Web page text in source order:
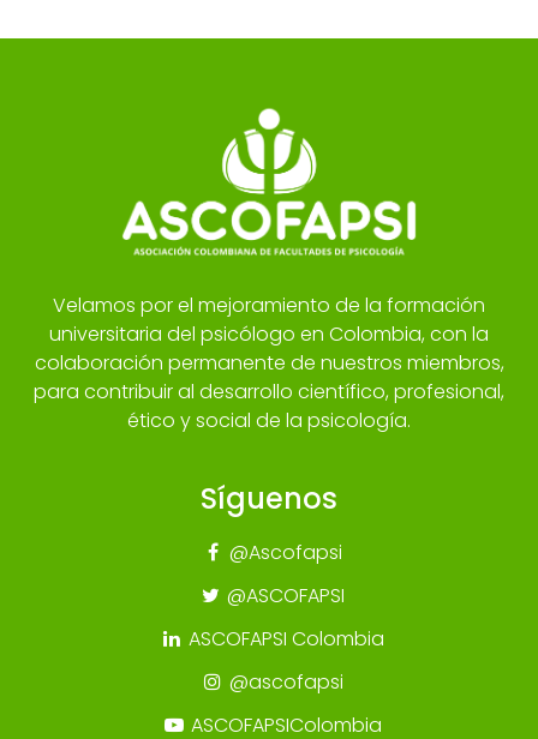
Velamos por el mejoramiento de la formación
universitaria del psicólogo en Colombia, con la
colaboración permanente de nuestros miembros,
para contribuir al desarrollo científico, profesional,
ético y social de la psicología.
Síguenos
@Ascofapsi
@ASCOFAPSI
ASCOFAPSI Colombia
@ascofapsi
ASCOFAPSIColombia